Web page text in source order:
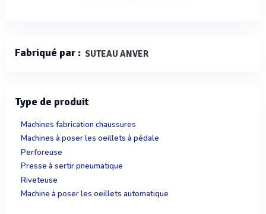
Fabriqué par : SUTEAU ANVER
Type de produit
Machines fabrication chaussures
Machines à poser les oeillets à pédale
Perforeuse
Presse à sertir pneumatique
Riveteuse
Machine à poser les oeillets automatique